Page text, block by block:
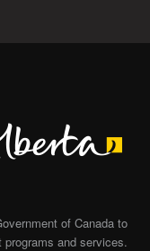
of Canada to
and services.